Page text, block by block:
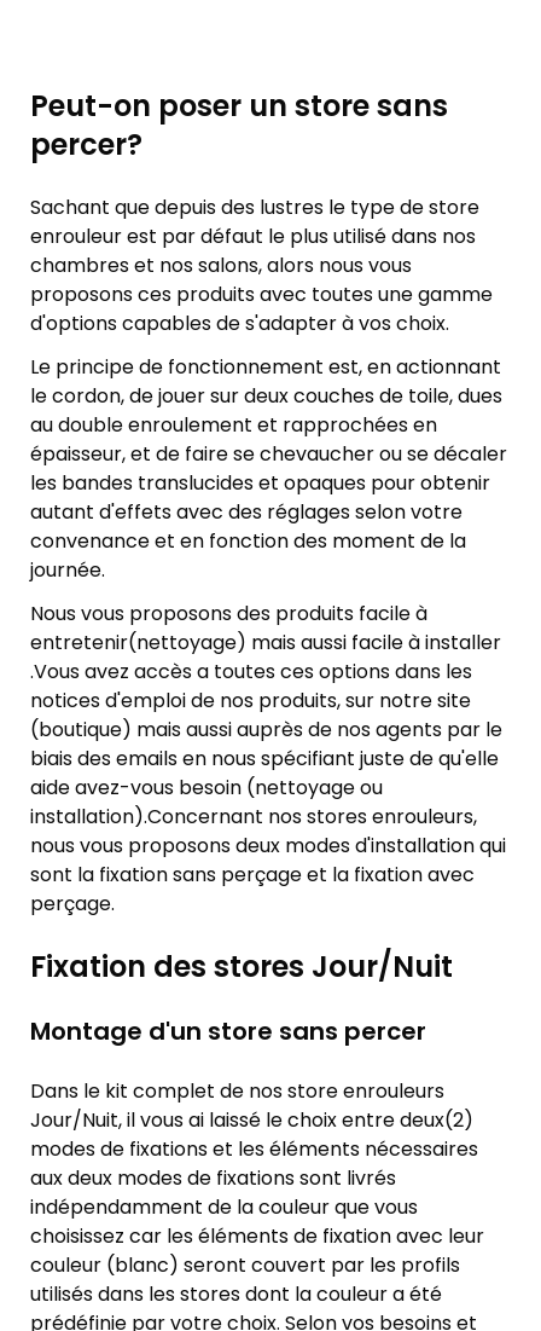
Peut-on poser un store sans
percer?
Sachant que depuis des lustres le type de store
enrouleur est par défaut le plus utilisé dans nos
chambres et nos salons, alors nous vous
proposons ces produits avec toutes une gamme
d'options capables de s'adapter à vos choix.
Le principe de fonctionnement est, en actionnant
le cordon, de jouer sur deux couches de toile, dues
au double enroulement et rapprochées en
épaisseur, et de faire se chevaucher ou se décaler
les bandes translucides et opaques pour obtenir
autant d'effets avec des réglages selon votre
convenance et en fonction des moment de la
journée.
Nous vous proposons des produits facile à
entretenir(nettoyage) mais aussi facile à installer
.Vous avez accès a toutes ces options dans les
notices d'emploi de nos produits, sur notre site
(boutique) mais aussi auprès de nos agents par le
biais des emails en nous spécifiant juste de qu'elle
aide avez-vous besoin (nettoyage ou
installation).Concernant nos stores enrouleurs,
nous vous proposons deux modes d'installation qui
sont la fixation sans perçage et la fixation avec
perçage.
Fixation des stores Jour/Nuit
Montage d'un store sans percer
Dans le kit complet de nos store enrouleurs
Jour/Nuit, il vous ai laissé le choix entre deux(2)
modes de fixations et les éléments nécessaires
aux deux modes de fixations sont livrés
indépendamment de la couleur que vous
choisissez car les éléments de fixation avec leur
couleur (blanc) seront couvert par les profils
utilisés dans les stores dont la couleur a été
prédéfinie par votre choix. Selon vos besoins et